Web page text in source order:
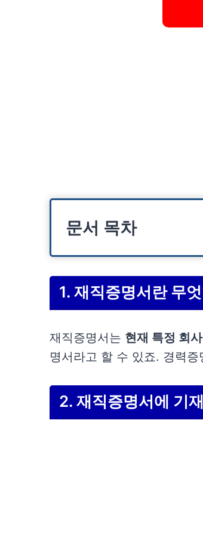
문서 목차
1. 재직증명서란 무
재직증명서는 현재 특정 회
명서라고 할 수 있죠. 경력
2. 재직증명서에 기